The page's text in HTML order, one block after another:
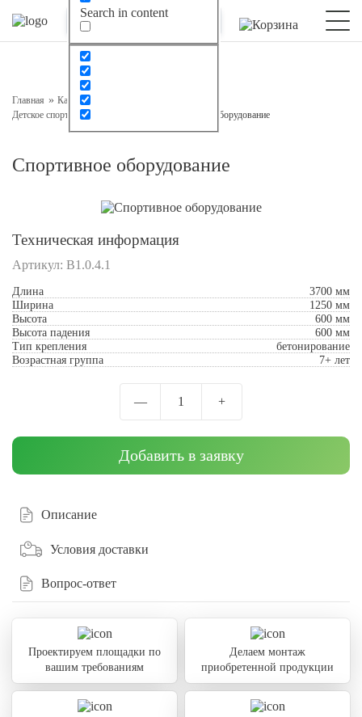
Search in content
Главная Каталог
Детское спортивное оборудование
Спортивное оборудование
Спортивное оборудование
Техническая информация
Артикул: В1.0.4.1
Длина
3700 мм
Ширина
1250 мм
Высота
600 мм
Высота падения
600 мм
Тип крепления
бетонирование
Возрастная группа
7+ лет
— 1 +
Добавить в заявку
Описание
Условия доставки
Вопрос-ответ
Проектируем площадки по
вашим требованиям
Делаем монтаж
приобретенной продукции
Оставьте заявку на консультацию
Наш менеджер свяжется с вами в ближайшее время
Подтверждаю свое согласие с
персональных данных
Отправить